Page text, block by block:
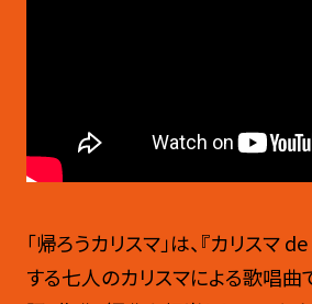
「帰ろうカリスマ」は、『カリスマ
する七人のカリスマによる歌唱曲